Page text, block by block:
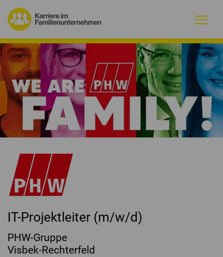
Warum Familienunternehmen?
Firmenprofile
Jobs
Magazin
Initiative
Kontakt
IT-Projektleiter (m/w/d)
PHW-Gruppe
Visbek-Rechterfeld